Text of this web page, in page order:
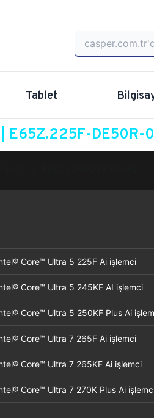
Tablet
E65Z.225F-DE50R-
Core™ Ultra 5 225F Ai işlemci
Core™ Ultra 5 245KF AI işlemci
Core™ Ultra 5 250KF Plus Ai
Core™ Ultra 7 265F Ai işlemci
Core™ Ultra 7 265KF Ai işlemci
Core™ Ultra 7 270K Plus Ai